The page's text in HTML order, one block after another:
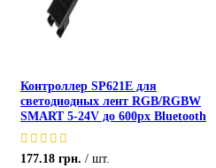
Контроллер SP621E для
светодиодных лент RGB/RGBW
SMART 5-24V до 600px Bluetooth
177.18 грн.
шт.